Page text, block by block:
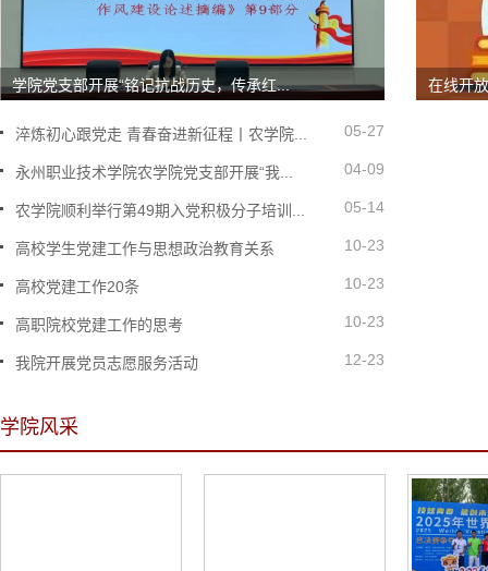
学院党支部开展“铭记抗战历史，传承红...
05-27
淬炼初心跟党走 青春奋进新征程丨农学院...
04-09
永州职业技术学院农学院党支部开展“我...
05-14
农学院顺利举行第49期入党积极分子培训...
10-23
高校学生党建工作与思想政治教育关系
10-23
高校党建工作20条
10-23
高职院校党建工作的思考
12-23
我院开展党员志愿服务活动
在线开
学院风采